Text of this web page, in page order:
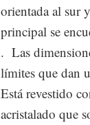
orientada al sur
principal se
. Las
límites que dan
Está revestido
acristalado que